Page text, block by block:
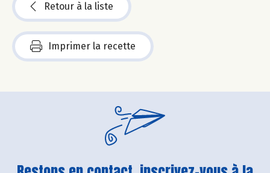
Retour à la liste
Imprimer la recette